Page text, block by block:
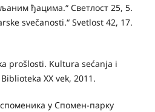
ђацима.“ Светлост 25, 5.
svečanosti.“ Svetlost 42, 17.
prošlosti. Kultura sećanja i
XX vek, 2011.
у Спомен-парку